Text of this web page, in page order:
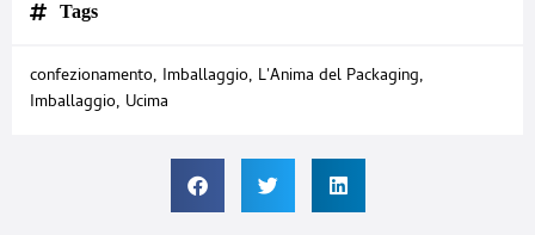
Tags
confezionamento, Imballaggio, L'Anima del Packaging,
Imballaggio, Ucima